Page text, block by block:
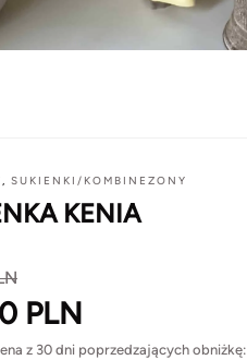
, SUKIENKI/KOMBINEZONY
KENIA
PLN
z 30 dni poprzedzających obniżkę: